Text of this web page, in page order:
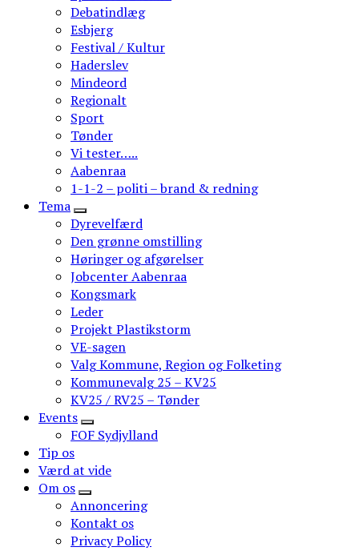
Debatindlæg
Esbjerg
Festival / Kultur
Haderslev
Mindeord
Regionalt
Sport
Tønder
Vi tester…..
Aabenraa
1-1-2 – politi – brand & redning
Tema
Dyrevelfærd
Den grønne omstilling
Høringer og afgørelser
Jobcenter Aabenraa
Kongsmark
Leder
Projekt Plastikstorm
VE-sagen
Valg Kommune, Region og Folketing
Kommunevalg 25 – KV25
KV25 / RV25 – Tønder
Events
FOF Sydjylland
Tip os
Værd at vide
Om os
Annoncering
Kontakt os
Privacy Policy